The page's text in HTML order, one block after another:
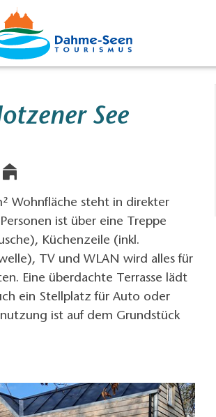
See
Wohnfläche steht in direkter
ist über eine Treppe
Küchenzeile (inkl.
TV und WLAN wird alles für
Eine überdachte Terrasse lädt
ein Stellplatz für Auto oder
ist auf dem Grundstück